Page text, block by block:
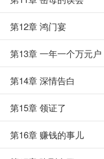
第12章 鸿门宴
第13章 一年一个万元户
第14章 深情告白
第15章 领证了
第16章 赚钱的事儿